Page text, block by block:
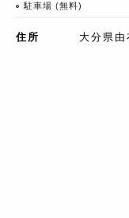
駐車場 (無料)
住所 大分県